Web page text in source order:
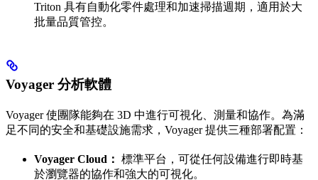
Triton 具有自動化零件處理和加速掃描週期，適用於大
批量品質管控。
Voyager 分析軟體
Voyager 使團隊能夠在 3D 中進行可視化、測量和協作。為滿
足不同的安全和基礎設施需求，Voyager 提供三種部署配置：
Voyager Cloud： 標準平台，可從任何設備進行即時基
於瀏覽器的協作和強大的可視化。